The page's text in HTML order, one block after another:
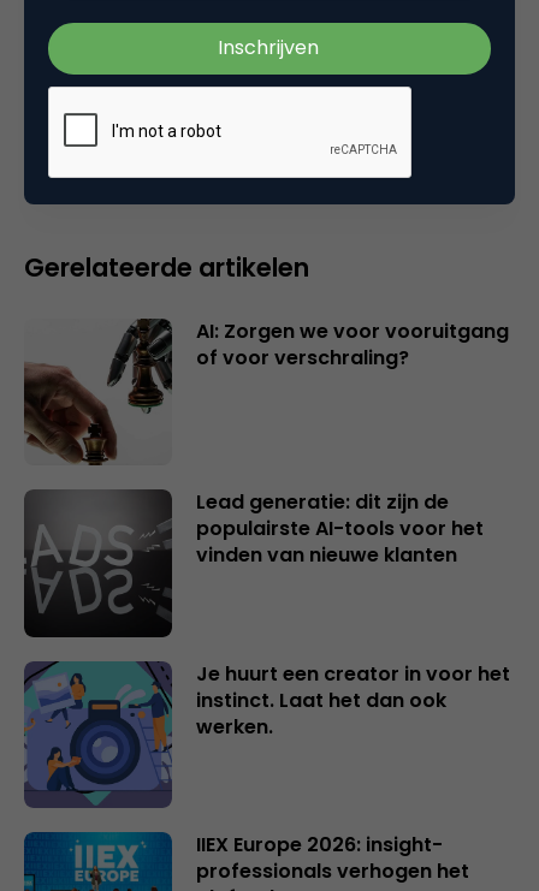
Plaats reactie
plaatsen.
Gerelateerde artikelen
AI: Zorgen we voor vooruitgang
of voor verschraling?
Lead generatie: dit zijn de
populairste AI-tools voor het
vinden van nieuwe klanten
Je huurt een creator in voor het
instinct. Laat het dan ook
werken.
IIEX Europe 2026: insight-
professionals verhogen het